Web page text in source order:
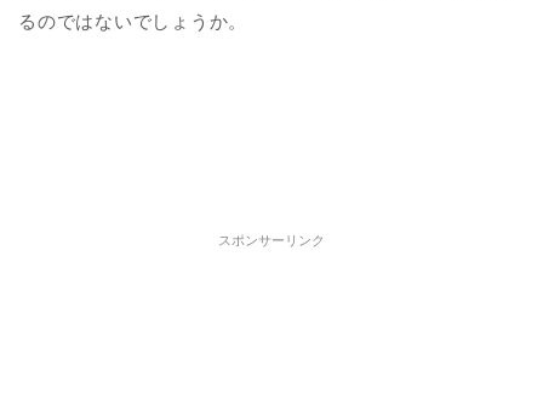
るのではないでしょうか。
スポンサーリンク